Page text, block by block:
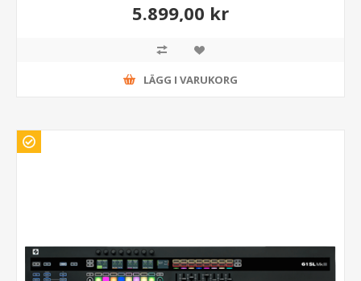
5.899,00 kr
LÄGG I VARUKORG